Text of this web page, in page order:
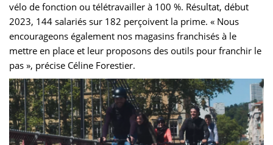
vélo de fonction ou télétravailler à 100 %. Résultat, début
2023, 144 salariés sur 182 perçoivent la prime. « Nous
encourageons également nos magasins franchisés à le
mettre en place et leur proposons des outils pour franchir le
pas », précise Céline Forestier.